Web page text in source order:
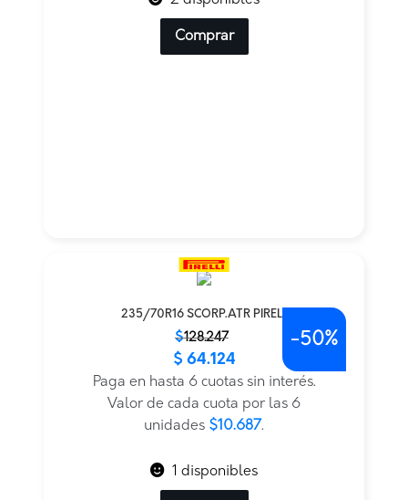
Comprar
235/70R16 SCORP.ATR PIRELL
$128.247
original
actual
$ 64.124
Paga en hasta 6 cuotas sin interés.
Valor de cada cuota por las 6
unidades $10.687.
-50%
1 disponibles